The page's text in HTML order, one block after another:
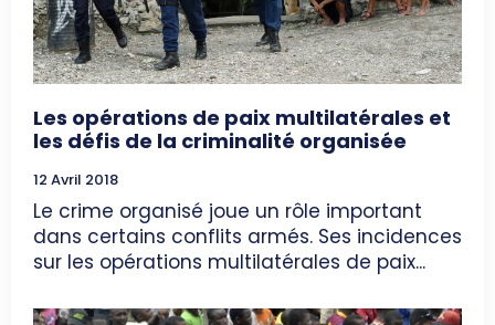
Les opérations de paix multilatérales et
les défis de la criminalité organisée
12 Avril 2018
Le crime organisé joue un rôle important
dans certains conflits armés. Ses incidences
sur les opérations multilatérales de paix...